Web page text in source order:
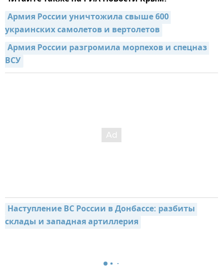
Армия России уничтожила свыше 600
украинских самолетов и вертолетов
Армия России разгромила морпехов и спецназ
ВСУ
Наступление ВС России в Донбассе: разбиты
склады и западная артиллерия